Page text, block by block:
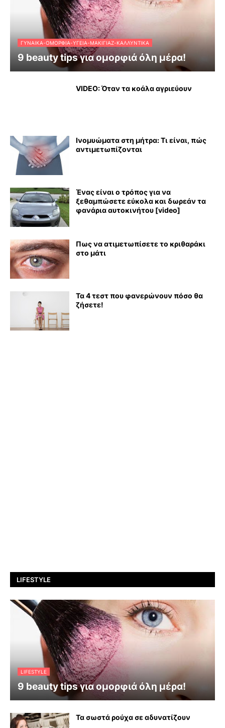
ΓΥΝΑΊΚΑ-ΟΜΟΡΦΙΆ-ΥΓΕΊΑ-ΜΑΚΙΓΙΆΖ-ΚΑΛΛΥΝΤΙΚΆ
9 beauty tips για ομορφιά όλη μέρα!
VIDEO: Όταν τα κοάλα αγριεύουν
Ινομυώματα στη μήτρα: Τι είναι, πώς
αντιμετωπίζονται
Ένας είναι ο τρόπος για να
ξεθαμπώσετε εύκολα και δωρεάν τα
φανάρια αυτοκινήτου [video]
Πως να ατιμετωπίσετε το κριθαράκι
στο μάτι
Τα 4 τεστ που φανερώνουν πόσο θα
ζήσετε!
LIFESTYLE
LIFESTYLE
9 beauty tips για ομορφιά όλη μέρα!
Τα σωστά ρούχα σε αδυνατίζουν